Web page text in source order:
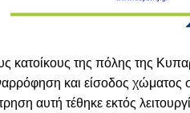
κατοίκους της πόλης της
και είσοδος χώματος
αυτή τέθηκε εκτός